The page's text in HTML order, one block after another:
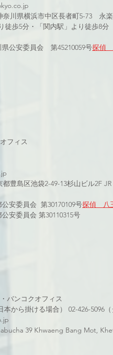
奈川県横浜市中区長者町5-73　永
徒歩5分・「関内駅」より徒歩8分
公安委員会　第45210059号探偵
フィス
都豊島区池袋2-49-13杉山ビル2F
安委員会  第30170109号探偵　八
安委員会 第30110315号
バンコクオフィス
本から掛ける場合） 02-426-5096
39 Khwaeng Bang Mot,